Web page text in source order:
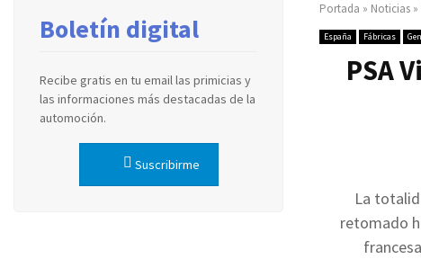
Portada » Noticias »
España Fábricas
PSA
La
retomado
Boletín digital
Recibe gratis en tu email las primicias y
las informaciones más destacadas de la
automoción.
Suscribirme